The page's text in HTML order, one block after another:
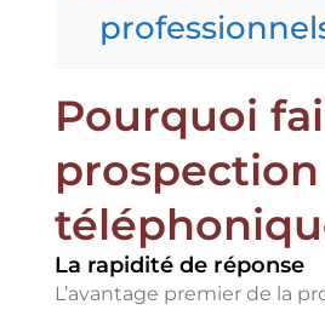
Pourquoi
prospection
La rapidité de réponse
L’avantage premier de la